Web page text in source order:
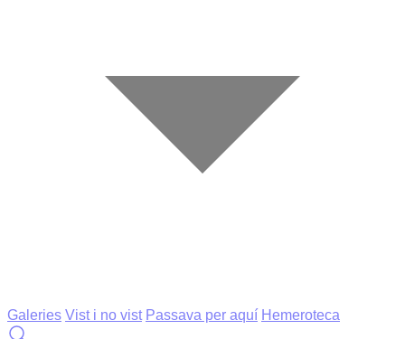
Galeries Vist i no vist Passava per aquí Hemeroteca